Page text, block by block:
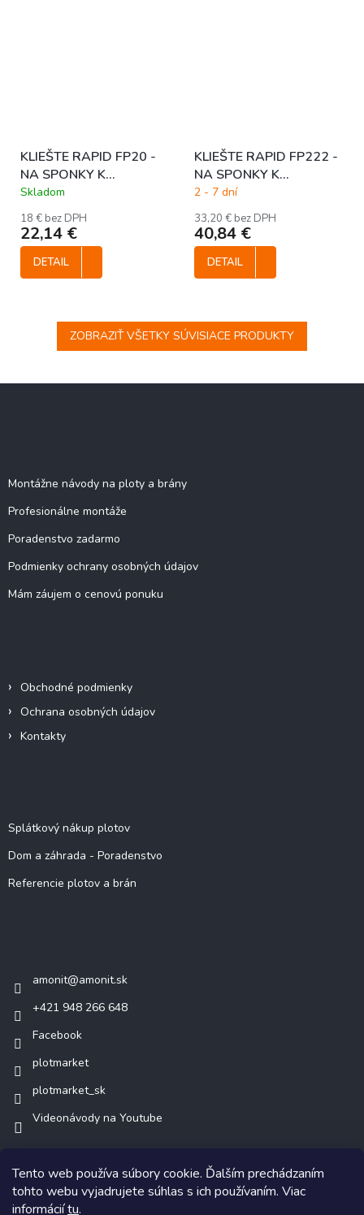
Tento web používa súbory cookie. Ďalším prechádzaním
tohto webu vyjadrujete súhlas s ich používaním. Viac
informáciítu.
KLIEŠTE RAPID FP20 -
NA SPONKY K
UCHYTENIU PLETIVA
Skladom
18 € bez DPH
22,14 €
DETAIL
KLIEŠTE RAPID FP222 -
NA SPONKY K
UCHYTENIU PLETIVA
2 - 7 dní
33,20 € bez DPH
40,84 €
DETAIL
ZOBRAZIŤ VŠETKY SÚVISIACE PRODUKTY
Montážne návody na ploty a brány
Profesionálne montáže
Poradenstvo zadarmo
Podmienky ochrany osobných údajov
Mám záujem o cenovú ponuku
Obchodné podmienky
Ochrana osobných údajov
Kontakty
Splátkový nákup plotov
Dom a záhrada - Poradenstvo
Referencie plotov a brán
amonit@amonit.sk
+421 948 266 648
Facebook
plotmarket
plotmarket_sk
Videonávody na Youtube